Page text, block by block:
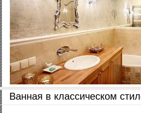
Ванная в классическом